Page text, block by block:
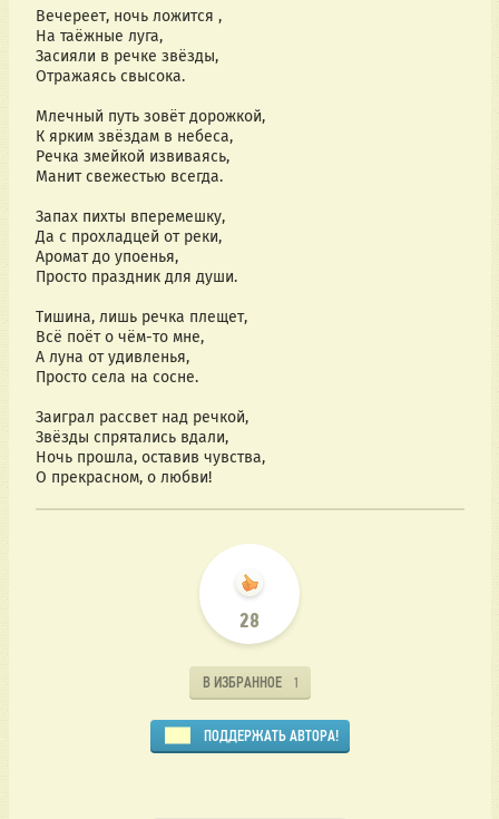
Вечереет, ночь ложится ,
На таёжные луга,
Засияли в речке звёзды,
Отражаясь свысока.
Млечный путь зовёт дорожкой,
К ярким звёздам в небеса,
Речка змейкой извиваясь,
Манит свежестью всегда.
Запах пихты вперемешку,
Да с прохладцей от реки,
Аромат до упоенья,
Просто праздник для души.
Тишина, лишь речка плещет,
Всё поёт о чём-то мне,
А луна от удивленья,
Просто села на сосне.
Заиграл рассвет над речкой,
Звёзды спрятались вдали,
Ночь прошла, оставив чувства,
О прекрасном, о любви!
28
В ИЗБРАННОЕ 1
ПОДДЕРЖАТЬ АВТОРА!